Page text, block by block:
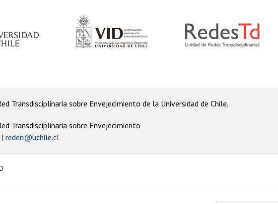
Transdisciplinaria sobre Envejecimiento de la Universidad de Chile.
Transdisciplinaria sobre Envejecimiento
reden@uchile.cl